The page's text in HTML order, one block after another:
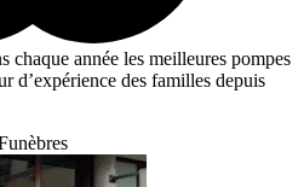
chaque année les meilleures pompes
d’expérience des familles depuis